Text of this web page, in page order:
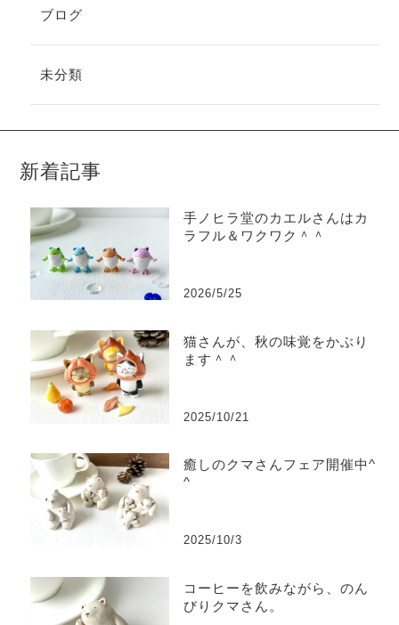
ブログ
未分類
新着記事
手ノヒラ堂のカエルさんはカ
ラフル＆ワクワク＾＾
2026/5/25
猫さんが、秋の味覚をかぶり
ます＾＾
2025/10/21
癒しのクマさんフェア開催中^
^
2025/10/3
コーヒーを飲みながら、のん
びりクマさん。